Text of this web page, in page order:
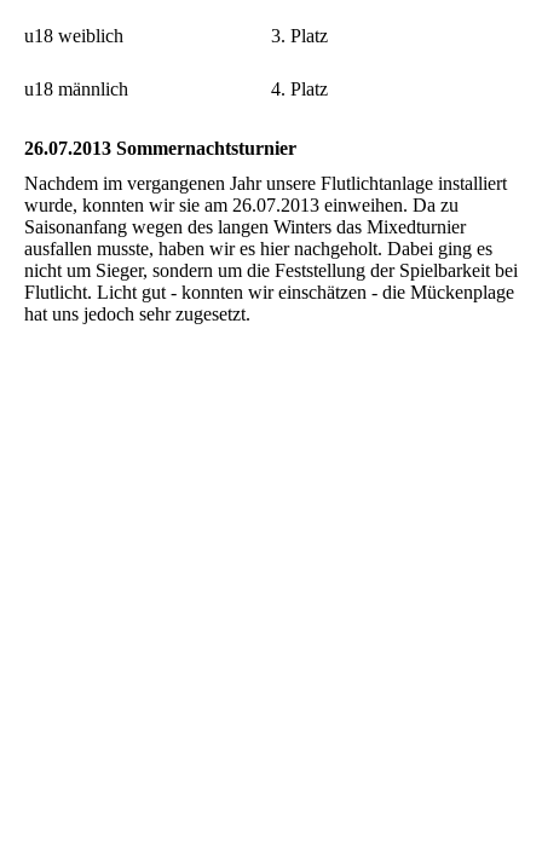
u18 weiblich 3. Platz
u18 männlich 4. Platz
26.07.2013 Sommernachtsturnier
Nachdem im vergangenen Jahr unsere Flutlichtanlage installiert
wurde, konnten wir sie am 26.07.2013 einweihen. Da zu
Saisonanfang wegen des langen Winters das Mixedturnier
ausfallen musste, haben wir es hier nachgeholt. Dabei ging es
nicht um Sieger, sondern um die Feststellung der Spielbarkeit bei
Flutlicht. Licht gut - konnten wir einschätzen - die Mückenplage
hat uns jedoch sehr zugesetzt.